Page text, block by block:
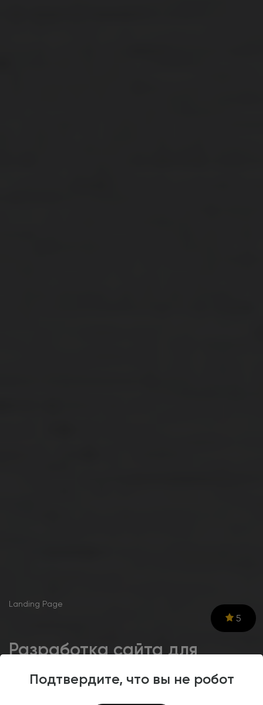
Подтвердите, что вы не робот
Landing Page
Разработка сайта для
производителя сэндвич-
панелей ООО
5